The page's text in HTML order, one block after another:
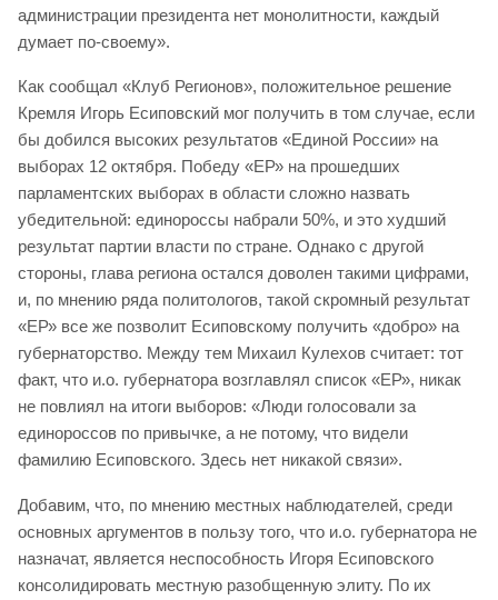
администрации президента нет монолитности, каждый
думает по-своему».
Как сообщал «Клуб Регионов», положительное решение
Кремля Игорь Есиповский мог получить в том случае, если
бы добился высоких результатов «Единой России» на
выборах 12 октября. Победу «ЕР» на прошедших
парламентских выборах в области сложно назвать
убедительной: единороссы набрали 50%, и это худший
результат партии власти по стране. Однако с другой
стороны, глава региона остался доволен такими цифрами,
и, по мнению ряда политологов, такой скромный результат
«ЕР» все же позволит Есиповскому получить «добро» на
губернаторство. Между тем Михаил Кулехов считает: тот
факт, что и.о. губернатора возглавлял список «ЕР», никак
не повлиял на итоги выборов: «Люди голосовали за
единороссов по привычке, а не потому, что видели
фамилию Есиповского. Здесь нет никакой связи».
Добавим, что, по мнению местных наблюдателей, среди
основных аргументов в пользу того, что и.о. губернатора не
назначат, является неспособность Игоря Есиповского
консолидировать местную разобщенную элиту. По их